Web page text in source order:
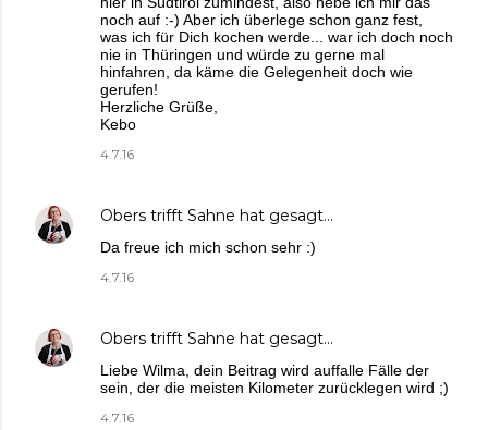
noch auf :-) Aber ich überlege schon ganz fest,
was ich für Dich kochen werde... war ich doch noch
nie in Thüringen und würde zu gerne mal
hinfahren, da käme die Gelegenheit doch wie
gerufen!
Herzliche Grüße,
Kebo
4.7.16
Obers trifft Sahne hat gesagt…
Da freue ich mich schon sehr :)
4.7.16
Obers trifft Sahne hat gesagt…
Liebe Wilma, dein Beitrag wird auffalle Fälle der
sein, der die meisten Kilometer zurücklegen wird ;)
4.7.16